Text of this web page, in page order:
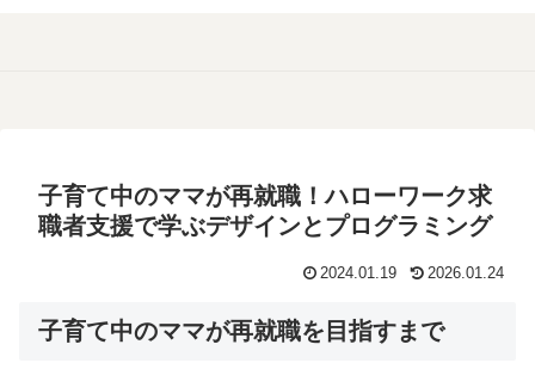
子育て中のママが再就職！ハローワーク求
職者支援で学ぶデザインとプログラミング
2024.01.19 2026.01.24
子育て中のママが再就職を目指すまで